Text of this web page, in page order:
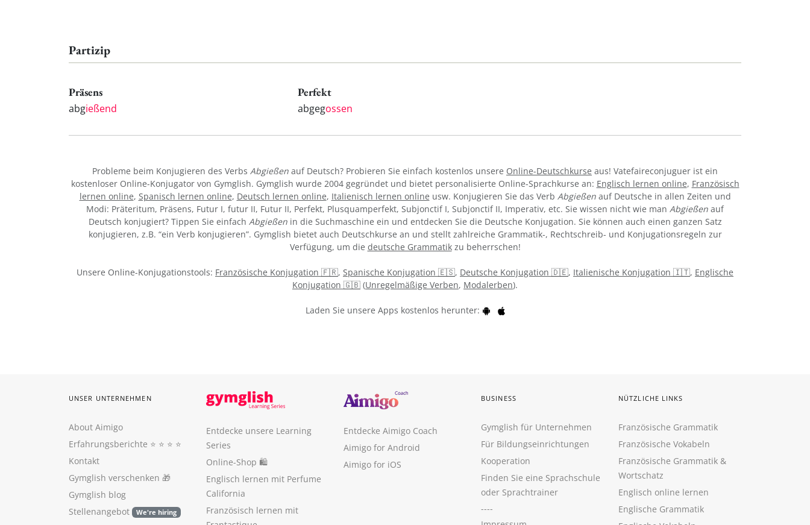
Partizip
Präsens
abgießend
Perfekt
abgegossen
Probleme beim Konjugieren des Verbs Abgießen auf Deutsch? Probieren Sie einfach kostenlos unsere Online-Deutschkurse aus! Vatefaireconjuguer ist ein
kostenloser Online-Konjugator von Gymglish. Gymglish wurde 2004 gegründet und bietet personalisierte Online-Sprachkurse an: Englisch lernen online, Französisch
lernen online, Spanisch lernen online, Deutsch lernen online, Italienisch lernen online usw. Konjugieren Sie das Verb Abgießenauf Deutsche in allen Zeiten und
Modi: Präteritum, Präsens, Futur I, futur II, Futur II, Perfekt, Plusquamperfekt, Subjonctif I, Subjonctif II, Imperativ, etc. Sie wissen nicht wie man Abgießen auf
Deutsch konjugiert? Tippen Sie einfach Abgießenin die Suchmaschine ein und entdecken Sie die Deutsche Konjugation. Sie können auch einen ganzen Satz
konjugieren, z.B. “ein Verb konjugieren”. Gymglish bietet auch Deutschkurse an und stellt zahlreiche Grammatik-, Rechtschreib- und Konjugationsregeln zur
Verfügung, um die deutsche Grammatikzu beherrschen!
Unsere Online-Konjugationstools: Französische Konjugation 🇫🇷, Spanische Konjugation 🇪🇸, Deutsche Konjugation 🇩🇪, Italienische Konjugation 🇮🇹, Englische
Konjugation 🇬🇧 (Unregelmäßige Verben, Modalerben).
Laden Sie unsere Apps kostenlos herunter:
UNSER UNTERNEHMEN
About Aimigo
Erfahrungsberichte ⭐️ ⭐️ ⭐️ ⭐️
Kontakt
Gymglish verschenken 🎁
Gymglish blog
Stellenangebot
We're hiring
Entdecke unsere Learning
Series
Online-Shop 🛍
Englisch lernen mit Perfume
California
Französisch lernen mit
Entdecke Aimigo Coach
Aimigo for Android
Aimigo for iOS
BUSINESS
Gymglish für Unternehmen
Für Bildungseinrichtungen
Kooperation
Finden Sie eine Sprachschule
oder Sprachtrainer
----
NÜTZLICHE LINKS
Französische Grammatik
Französische Vokabeln
Französische Grammatik &
Wortschatz
Englisch online lernen
Englische Grammatik